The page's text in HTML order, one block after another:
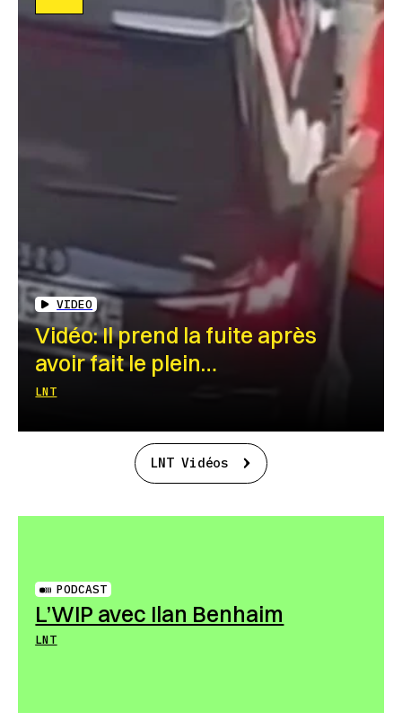
VIDEO
Vidéo: Il prend la fuite après
avoir fait le plein…
LNT
LNT Vidéos
PODCAST
L’WIP avec Ilan Benhaim
LNT